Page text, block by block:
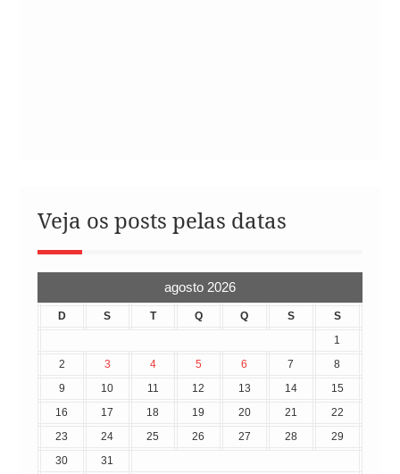
Veja os posts pelas datas
agosto 2026
D S T Q Q S
S
1
2
3 4 5 6 7
8
9
10 11 12 13 14
15
16
17 18 19 20 21
22
23
24 25 26 27 28
29
30
31